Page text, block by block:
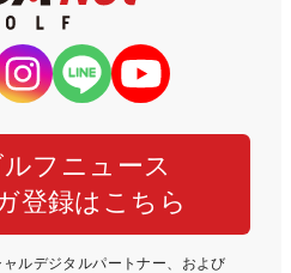
フニュース
登録はこちら
ルデジタルパートナー、および